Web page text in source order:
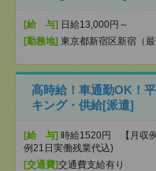
[給 与] 日給13,000円～
[勤務地] 東京都新宿区新宿（最
高時給！車通勤OK！
キング・供給[派遣]
[給 与] 時給1520円 【月収
例21日実働残業代込)
[交通費]交通費支給有り